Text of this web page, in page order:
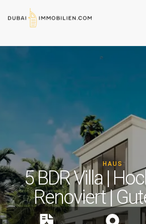
HAUS
5 BDR Villa |
Renoviert |